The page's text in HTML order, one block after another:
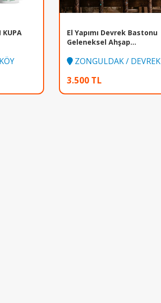
KUPA
El Yapımı Devrek Bastonu
Geleneksel Ahşap...
ZONGULDAK / DEVREK
3.500 TL